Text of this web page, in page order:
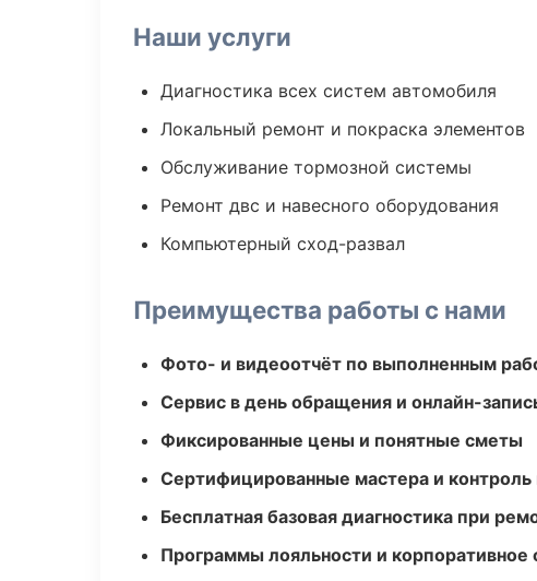
Наши услуги
Диагностика всех систем автомобиля
Локальный ремонт и покраска элементов
Обслуживание тормозной системы
Ремонт двс и навесного оборудования
Компьютерный сход-развал
Преимущества работы с нами
Фото- и видеоотчёт по выполненным
Сервис в день обращения и онлайн-
Фиксированные цены и понятные сметы
Сертифицированные мастера и контроль
Бесплатная базовая диагностика при
Программы лояльности и корпоративное